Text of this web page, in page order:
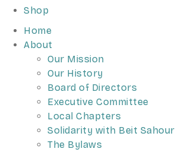
Shop
Home
About
Our Mission
Our History
Board of Directors
Executive Committee
Local Chapters
Solidarity with Beit Sahour
The Bylaws